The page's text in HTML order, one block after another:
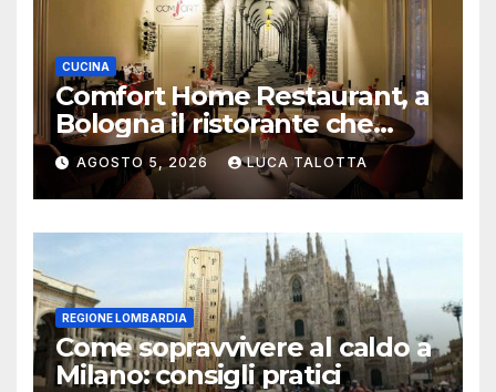
CUCINA
Comfort Home Restaurant, a
Bologna il ristorante che
trasforma l’ospitalità in
un’esperienza di casa
AGOSTO 5, 2026 LUCA TALOTTA
REGIONE LOMBARDIA
Come sopravvivere al caldo a
Milano: consigli pratici